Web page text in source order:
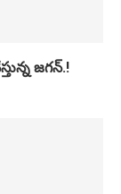
జగన్.!